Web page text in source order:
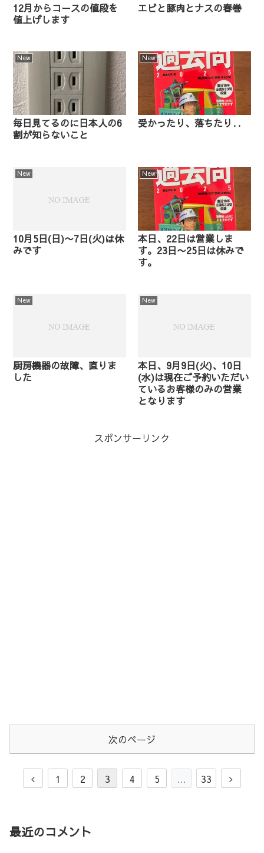
12月からコースの値段を
値上げします
エビと豚肉とナスの春巻
New
毎日見てるのに日本人の6
割が知らないこと
New
受かったり、落ちたり‥
New
10月5日(日)〜7日(火)は休
みです
New
本日、22日は営業しま
す。23日〜25日は休みで
す。
New
厨房機器の故障、直りま
した
New
本日、9月9日(火)、10日
(水)は現在ご予約いただい
ているお客様のみの営業
となります
スポンサーリンク
次のページ
1 2 3 4 5 … 33
最近のコメント